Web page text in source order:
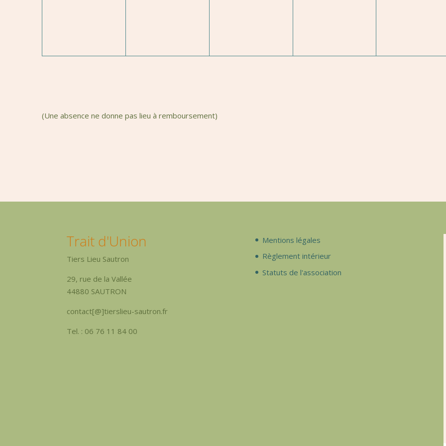
(Une absence ne donne pas lieu à remboursement)
Trait d'Union
Tiers Lieu Sautron
29, rue de la Vallée
44880 SAUTRON
contact[@]tierslieu-sautron.fr
Tel. : 06 76 11 84 00
Mentions légales
Règlement intérieur
Statuts de l'association